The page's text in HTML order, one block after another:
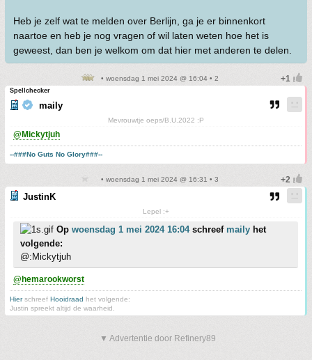
Heb je zelf wat te melden over Berlijn, ga je er binnenkort
naartoe en heb je nog vragen of wil laten weten hoe het is
geweest, dan ben je welkom om dat hier met anderen te delen.
• woensdag 1 mei 2024 @ 16:04 • 2
Spellchecker
maily
Mevrouwtje oeps/B.U.2022 :P
@Mickytjuh
--###No Guts No Glory###--
• woensdag 1 mei 2024 @ 16:31 • 3
JustinK
Lepel :+
Op woensdag 1 mei 2024 16:04schreef maily het
volgende:
@:Mickytjuh
@hemarookworst
Hierschreef Hooidraad het volgende:
Justin spreekt altijd de waarheid.
▼ Advertentie door Refinery89